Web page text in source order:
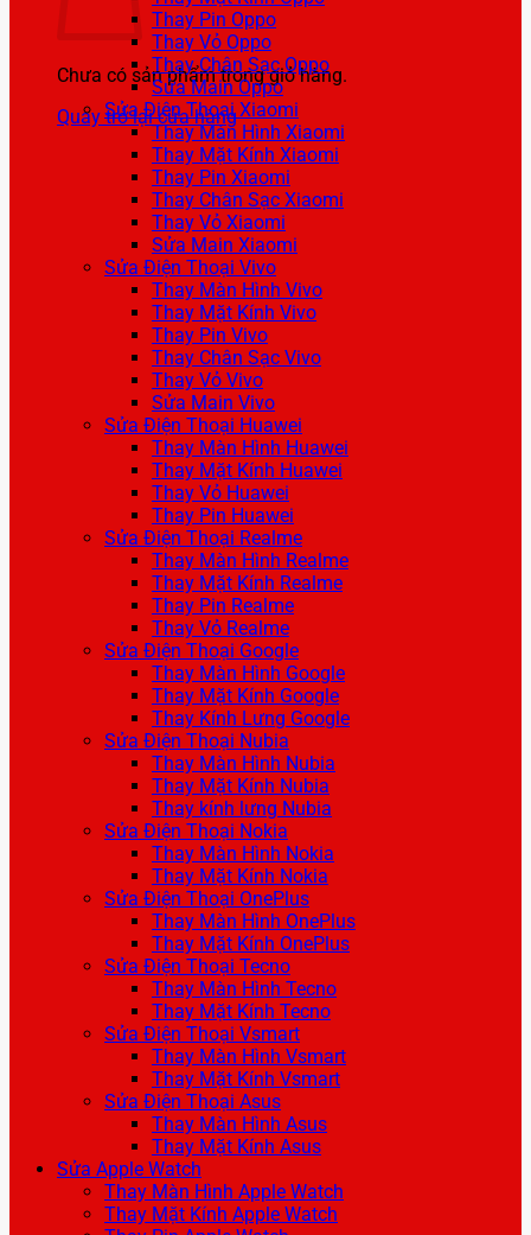
Chưa có sản phẩm trong giỏ hàng.
Quay trở lại cửa hàng
Thay Pin Oppo
Thay Vỏ Oppo
Thay Chân Sạc Oppo
Sửa Main Oppo
Sửa Điện Thoại Xiaomi
Thay Màn Hình Xiaomi
Thay Mặt Kính Xiaomi
Thay Pin Xiaomi
Thay Chân Sạc Xiaomi
Thay Vỏ Xiaomi
Sửa Main Xiaomi
Sửa Điện Thoại Vivo
Thay Màn Hình Vivo
Thay Mặt Kính Vivo
Thay Pin Vivo
Thay Chân Sạc Vivo
Thay Vỏ Vivo
Sửa Main Vivo
Sửa Điện Thoại Huawei
Thay Màn Hình Huawei
Thay Mặt Kính Huawei
Thay Vỏ Huawei
Thay Pin Huawei
Sửa Điện Thoại Realme
Thay Màn Hình Realme
Thay Mặt Kính Realme
Thay Pin Realme
Thay Vỏ Realme
Sửa Điện Thoại Google
Thay Màn Hình Google
Thay Mặt Kính Google
Thay Kính Lưng Google
Sửa Điện Thoại Nubia
Thay Màn Hình Nubia
Thay Mặt Kính Nubia
Thay kính lưng Nubia
Sửa Điện Thoại Nokia
Thay Màn Hình Nokia
Thay Mặt Kính Nokia
Sửa Điện Thoại OnePlus
Thay Màn Hình OnePlus
Thay Mặt Kính OnePlus
Sửa Điện Thoại Tecno
Thay Màn Hình Tecno
Thay Mặt Kính Tecno
Sửa Điện Thoại Vsmart
Thay Màn Hình Vsmart
Thay Mặt Kính Vsmart
Sửa Điện Thoại Asus
Thay Màn Hình Asus
Thay Mặt Kính Asus
Sửa Apple Watch
Thay Màn Hình Apple Watch
Thay Mặt Kính Apple Watch